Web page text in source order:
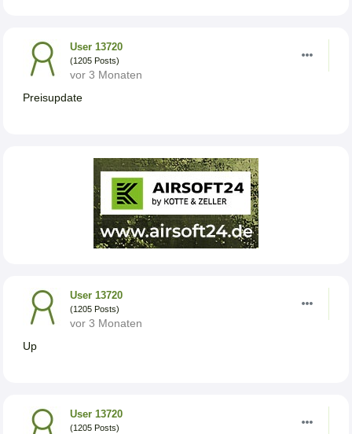
User 13720
(1205 Posts)
vor 3 Monaten
Preisupdate
User 13720
(1205 Posts)
vor 3 Monaten
Up
User 13720
(1205 Posts)